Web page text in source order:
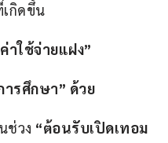
เกิดขึ้น
าใช้จ่ายแฝง”
รศึกษา” ด้วย
ช่วง “ต้อนรับเปิดเทอม